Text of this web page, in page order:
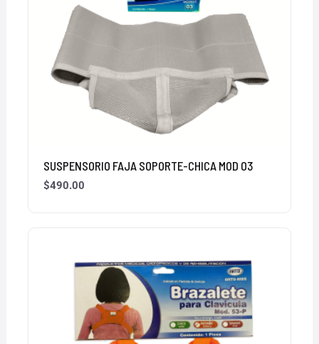
SUSPENSORIO FAJA SOPORTE-CHICA MOD 03
$490.00